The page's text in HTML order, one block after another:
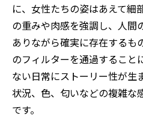
に、女性たちの姿はあえて細
の重みや肉感を強調し、人間
ありながら確実に存在するも
のフィルターを通過すること
ない日常にストーリー性が生
状況、色、匂いなどの複雑な
です。